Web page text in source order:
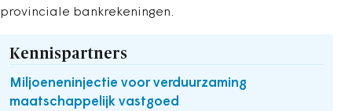
provinciale bankrekeningen.
Kennispartners
Miljoeneninjectie voor verduurzaming
maatschappelijk vastgoed